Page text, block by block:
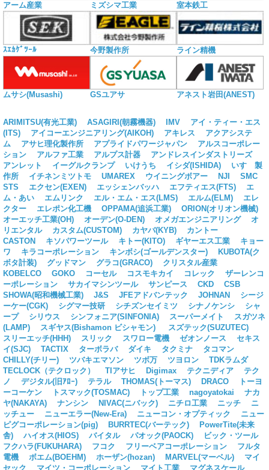
アーム産業 ミズシマ工業 室本鉄工
ｽｴｶｹﾞﾂｰﾙ 今野製作所 ライン精機
ムサシ(Musashi) GSユアサ アネスト岩田(ANEST)
ARIMITSU(有光工業) ASAGIRI(朝霧機器) IMV
アイ・ティー・エス
(ITS)
アイコーエンジニアリング(AIKOH) アキレス
アクアシステ
ム
アサヒ理化製作所 アプライドパワージャパン
アルスコーポレー
ション
アルファ工業 アルプス計器
アンドレスインダストリーズ
アンレット
イーグルクランプ いけうち イシダ(ISHIDA)
いすゞ製
作所
イチネンミツトモ UMAREX ウイニングボアー NJI
SMC
STS
エクセン(EXEN) エッシェンバッハ エフティエス(FTS)
エ
ム・あい
エムリンク エル・エム・エス(LMS) エルム(ELM)
エレ
クター
エレポン化工機 OPPAMA(追浜工業)
ORION(オリオン機械)
オーエッチ工業(OH)
オーデン(O-DEN) オメガエンジニアリング
オ
リエンタル
カスタム(CUSTOM) カヤバ(KYB)
カントー
CASTON
キソパワーツール キトー(KITO) ギヤーエス工業
キョー
ワ
キラコーポレーション キンボシ(ゴールデンスター)
KUBOTA(ク
ボタ計装)
グッドマン グラコ(GRACO)
クリスタル産業
KOBELCO
GOKO コーセル コスモキカイ コレック
ザーレンコ
ーポレーション
サカイマシンツール サンピース CKD
CSB
SHOWA(昭和機械工業)
J&S JFEアドバンテック JOHNAN
シージ
ーケー(CGK)
シグマー技研 シチズンセイミツ シナノケンシ
シャ
ープ
シリウス シンフォニア(SINFONIA) スーパーメイト
スガツネ
(LAMP)
スギヤス(Bishamon ビシャモン)
スズテック(SUZUTEC)
スリーエッチ(HHH)
スリック スワロー電機 ゼオンノース
セキス
イ(SJC)
TACTIX ターボラバ ダイキ タクミナ
タコマン
CHILLY(チリー)
ツバキエマソン ツボ万 ツヨロン
TDKラムダ
TECLOCK（テクロック）
TIアサヒ Digimax テクニディア
テク
ノ
デジタル(旧ｱﾛｰ) テラル THOMAS(トーマス) DRACO
トーヨ
ーコーケン
トスマック(TOSMAC) トップ工業 nagoyatokai
ナカ
ヤ(NAKAYA)
ナンシン NIVAC(ニバック) ニチロ工業 ニッチ
ニ
ッチュー
ニューエラー(New-Era) ニューコン・オプティック
ニュー
ピグコーポレーション(pig)
BURRTEC(バーテック)
PowerTite(未来
舎)
ハイオス(HIOS) バイタル パオック(PAOCK)
ビック・ツール
フクハラ(FUKUHARA)
フコク フリーベアコーポレーション
フルタ
電機
ボエム(BOEHM) ホーザン(hozan) MARVEL(マーベル)
マイ
セック
マイツ・コーポレーション マイト工業 マグネスケール